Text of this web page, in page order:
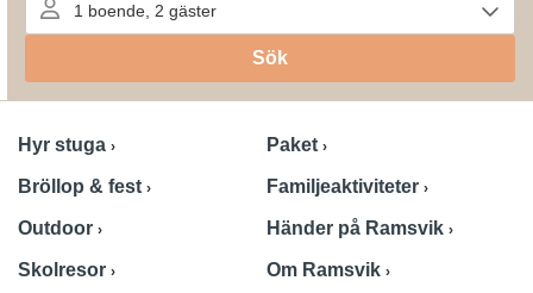
Hyr stuga Paket
Bröllop & fest Familjeaktiviteter
Outdoor Händer på Ramsvik
Skolresor Om Ramsvik